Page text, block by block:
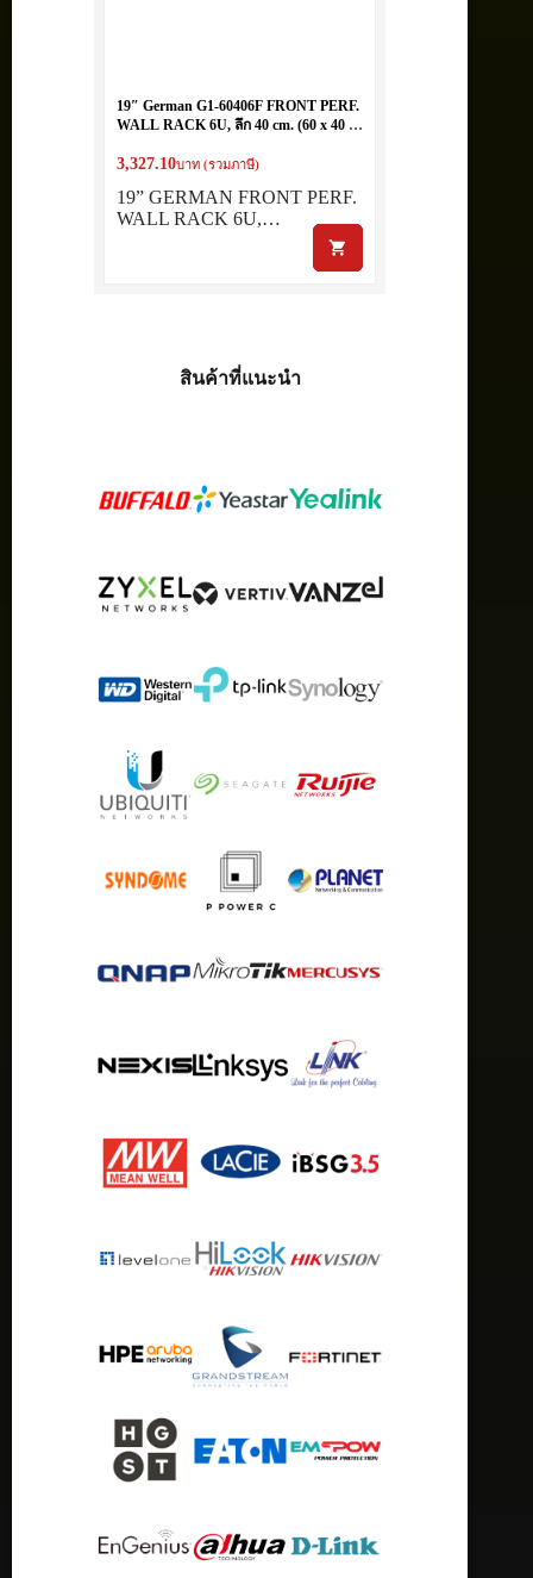
19″ German G1-60406F FRONT PERF.
WALL RACK 6U, ลึก 40 cm. (60 x 40 x
3,327.10บาท (รวมภาษี)
19” GERMAN FRONT PERF.
WALL RACK 6U,…
สินค้าที่แนะนำ